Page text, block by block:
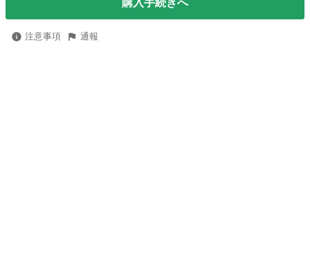
購入手続きへ
注意事項 通報